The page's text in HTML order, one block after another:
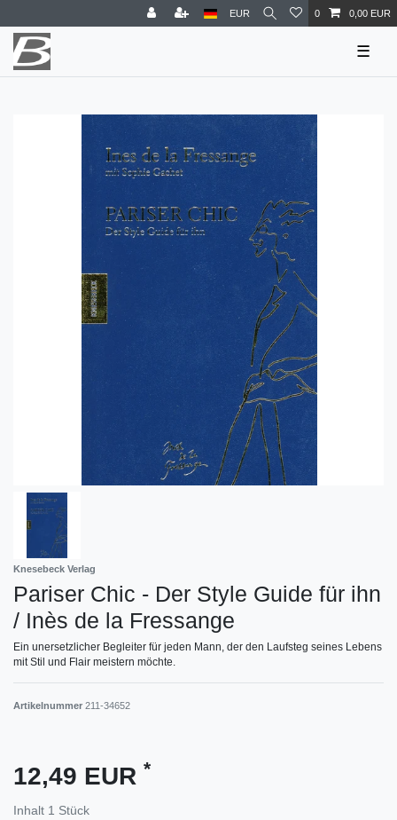
EUR 0 0,00 EUR
☰
Knesebeck Verlag
Pariser Chic - Der Style Guide für ihn
/ Inès de la Fressange
Ein unersetzlicher Begleiter für jeden Mann, der den Laufsteg seines Lebens
mit Stil und Flair meistern möchte.
Artikelnummer 211-34652
12,49 EUR *
Inhalt 1 Stück